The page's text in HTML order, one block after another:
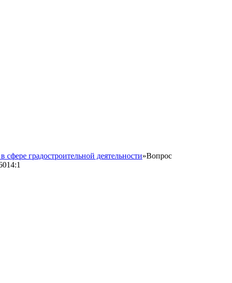
градостроительной деятельности»Вопрос